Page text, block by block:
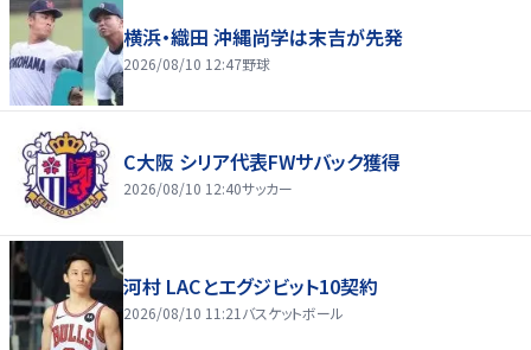
横浜・織田 沖縄尚学は末吉が先発
2026/08/10 12:47野球
C大阪 シリア代表FWサバック獲得
2026/08/10 12:40サッカー
河村 LACとエグジビット10契約
2026/08/10 11:21 バスケットボール